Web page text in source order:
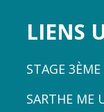
LIENS
STAGE 3ÈME
SARTHE ME